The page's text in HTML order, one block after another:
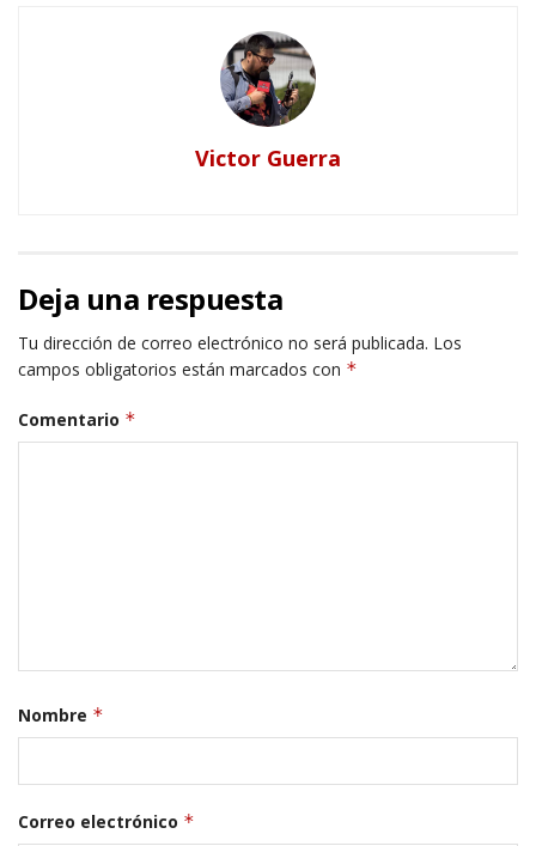
Victor Guerra
Deja una respuesta
Tu dirección de correo electrónico no será publicada. Los
campos obligatorios están marcados con *
Comentario *
Nombre *
Correo electrónico *